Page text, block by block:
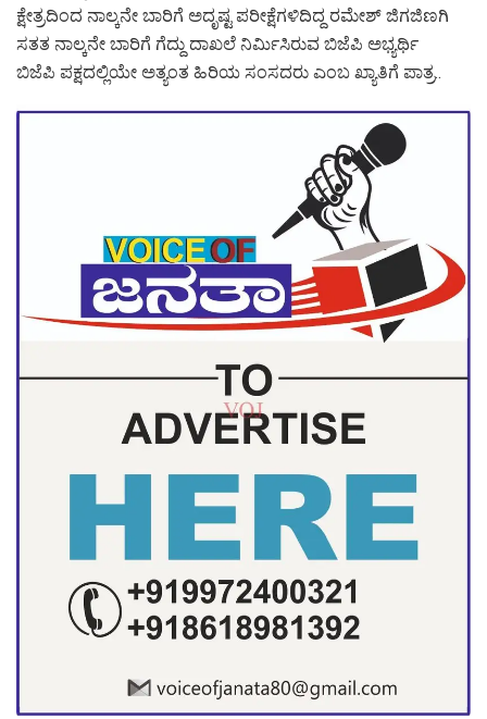
ಕ್ಷೇತ್ರದಿಂದ ನಾಲ್ಕನೇ ಬಾರಿಗೆ ಅದೃಷ್ಟ ಪರೀಕ್ಷೆಗಳಿದಿದ್ದ ರಮೇಶ್ ಜಿಗಜಿಣಗಿ
ಸತತ ನಾಲ್ಕನೇ ಬಾರಿಗೆ ಗೆದ್ದು ದಾಖಲೆ ನಿರ್ಮಿಸಿರುವ ಬಿಜೆಪಿ ಅಭ್ಯರ್ಥಿ
ಬಿಜೆಪಿ ಪಕ್ಷದಲ್ಲಿಯೇ ಅತ್ಯಂತ ಹಿರಿಯ ಸಂಸದರು ಎಂಬ ಖ್ಯಾತಿಗೆ ಪಾತ್ರ..